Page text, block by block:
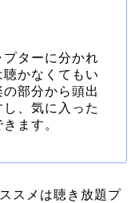
ターに分かれ
かなくてもい
部分から頭出
、気に入った
ます。
スメは聴き放題プ